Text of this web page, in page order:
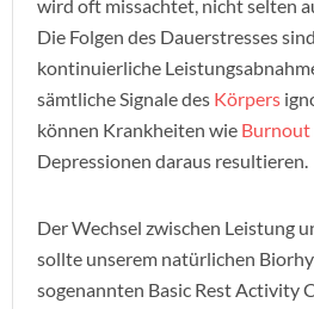
wird oft missachtet, nicht selten
Die Folgen des Dauerstresses
kontinuierliche
sämtliche Signale des Körpers
können Krankheiten wie Burnout
Depressionen daraus resultieren.
Der Wechsel zwischen Leistung
sollte unserem natürlichen
sogenannten Basic Rest Activity